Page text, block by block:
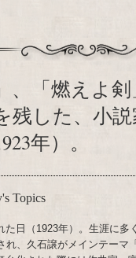
、「燃えよ
残した、小
年）。
Topics
た日（1923年）。生涯に多
れ、久石譲がメインテーマ